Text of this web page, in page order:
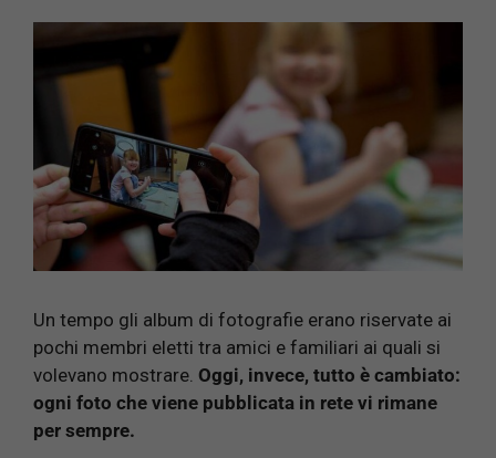
Un tempo gli album di fotografie erano riservate ai
pochi membri eletti tra amici e familiari ai quali si
volevano mostrare. Oggi, invece, tutto è cambiato:
ogni foto che viene pubblicata in rete vi rimane
per sempre.